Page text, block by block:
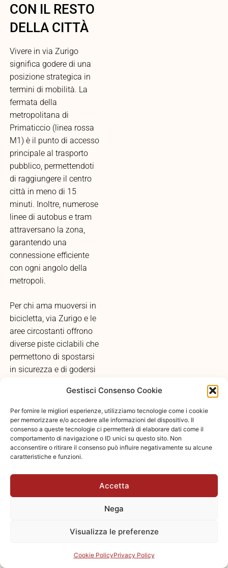
Gestisci Consenso Cookie
Per fornire le migliori esperienze, utilizziamo tecnologie come i cookie
per memorizzare e/o accedere alle informazioni del dispositivo. Il
consenso a queste tecnologie ci permetterà di elaborare dati come il
comportamento di navigazione o ID unici su questo sito. Non
acconsentire o ritirare il consenso può influire negativamente su alcune
caratteristiche e funzioni.
Accetta
Nega
Visualizza le preferenze
Cookie PolicyPrivacy Policy
CON IL RESTO
DELLA CITTÀ
Vivere in via Zurigo
significa godere di una
posizione strategica in
termini di mobilità. La
fermata della
metropolitana di
Primaticcio (linea rossa
M1) è il punto di accesso
principale al trasporto
pubblico, permettendoti
di raggiungere il centro
città in meno di 15
minuti. Inoltre, numerose
linee di autobus e tram
attraversano la zona,
garantendo una
connessione efficiente
con ogni angolo della
metropoli.
Per chi ama muoversi in
bicicletta, via Zurigo e le
aree circostanti offrono
diverse piste ciclabili che
permettono di spostarsi
in sicurezza e di godersi
prospettiva diversa. Il
servizio di bike sharing
BikeMi, con diverse
stazioni presenti nella
zona, offre un’alternativa
ecologica e conveniente
vantaggiosa anche per
Milano: la tangenziale